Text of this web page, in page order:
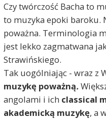
Czy twórczość Bacha to
to muzyka epoki baroku.
poważna. Terminologia
jest lekko zagmatwana
Strawińskiego.
Tak uogólniając - wraz z
muzykę poważną.
angolami i ich classical
akademicką muzykę, a